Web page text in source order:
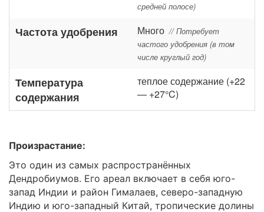
средней полосе)
Частота удобрения Много // Потребует
частого удобрения (в том
числе круглый год)
Температура
содержания
теплое содержание (+22
— +27°C)
Произрастание:
Это один из самых распространённых
Дендробиумов. Его ареал включает в себя юго-
запад Индии и район Гималаев, северо-западную
Индию и юго-западный Китай, тропические долины